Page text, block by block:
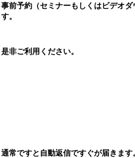
事前予約（セミナーもしくはビデオ
す。
是非ご利用ください。
通常ですと自動返信ですぐが届きます